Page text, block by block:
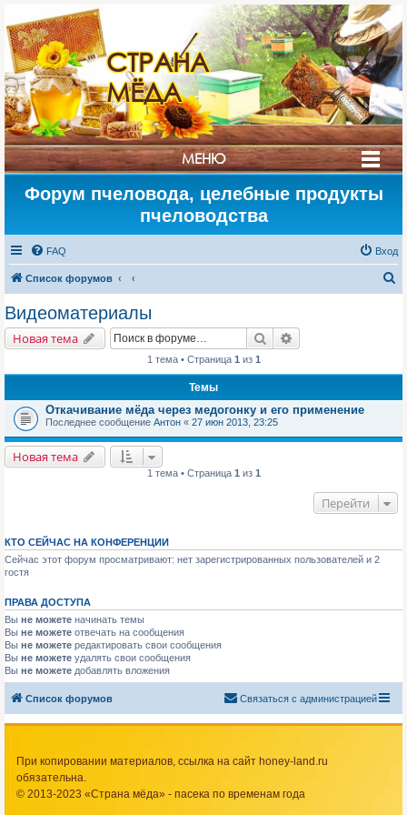
СТРАНА
МЁДА
МЕНЮ
Форум пчеловода, целебные продукты
пчеловодства
FAQ Вход
Список форумов
Видеоматериалы
Новая тема Поиск
1 тема • Страница 1 из 1
Темы
Откачивание мёда через медогонку и его применение
Последнее сообщение Антон « 27 июн 2013, 23:25
Новая тема
1 тема • Страница 1 из 1
Перейти
КТО СЕЙЧАС НА КОНФЕРЕНЦИИ
Сейчас этот форум просматривают: нет зарегистрированных пользователей и 2
гостя
ПРАВА ДОСТУПА
Вы не можете начинать темы
Вы не можете отвечать на сообщения
Вы не можете редактировать свои сообщения
Вы не можете удалять свои сообщения
Вы не можете добавлять вложения
Список форумов Связаться с администрацией
При копировании материалов, ссылка на сайт honey-land.ru
обязательна.
© 2013-2023 «Страна мёда» - пасека по временам года